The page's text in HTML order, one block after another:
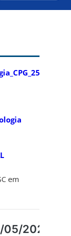
em